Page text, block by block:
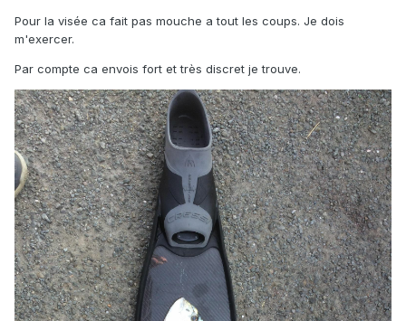
Pour la visée ca fait pas mouche a tout les coups. Je dois
m'exercer.
Par compte ca envois fort et très discret je trouve.